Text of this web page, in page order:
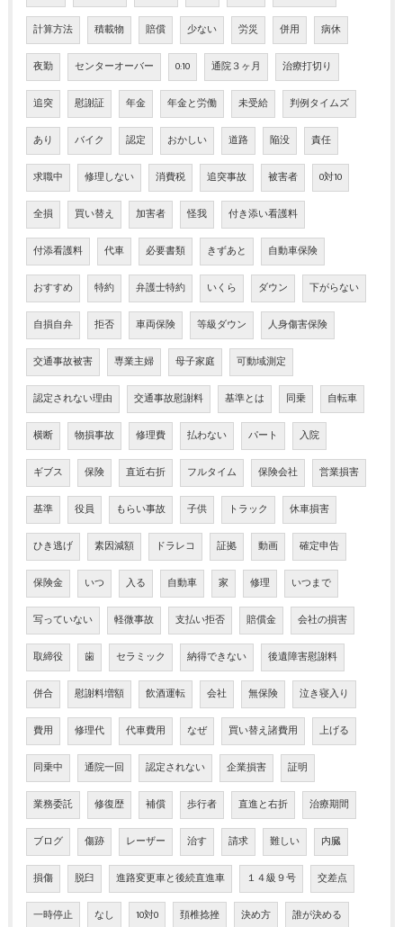
計算方法 積載物 賠償 少ない 労災 併用 病休
夜勤 センターオーバー 0:10 通院３ヶ月 治療打切り
追突 慰謝証 年金 年金と労働 未受給 判例タイムズ
あり バイク 認定 おかしい 道路 陥没 責任
求職中 修理しない 消費税 追突事故 被害者 0対10
全損 買い替え 加害者 怪我 付き添い看護料
付添看護料 代車 必要書類 きずあと 自動車保険
おすすめ 特約 弁護士特約 いくら ダウン 下がらない
自損自弁 拒否 車両保険 等級ダウン 人身傷害保険
交通事故被害 専業主婦 母子家庭 可動域測定
認定されない理由 交通事故慰謝料 基準とは 同乗 自転車
横断 物損事故 修理費 払わない パート 入院
ギブス 保険 直近右折 フルタイム 保険会社 営業損害
基準 役員 もらい事故 子供 トラック 休車損害
ひき逃げ 素因減額 ドラレコ 証拠 動画 確定申告
保険金 いつ 入る 自動車 家 修理 いつまで
写っていない 軽微事故 支払い拒否 賠償金 会社の損害
取締役 歯 セラミック 納得できない 後遺障害慰謝料
併合 慰謝料増額 飲酒運転 会社 無保険 泣き寝入り
費用 修理代 代車費用 なぜ 買い替え諸費用 上げる
同乗中 通院一回 認定されない 企業損害 証明
業務委託 修復歴 補償 歩行者 直進と右折 治療期間
ブログ 傷跡 レーザー 治す 請求 難しい 内臓
損傷 脱臼 進路変更車と後続直進車 １４級９号 交差点
一時停止 なし 10対0 頚椎捻挫 決め方 誰が決める